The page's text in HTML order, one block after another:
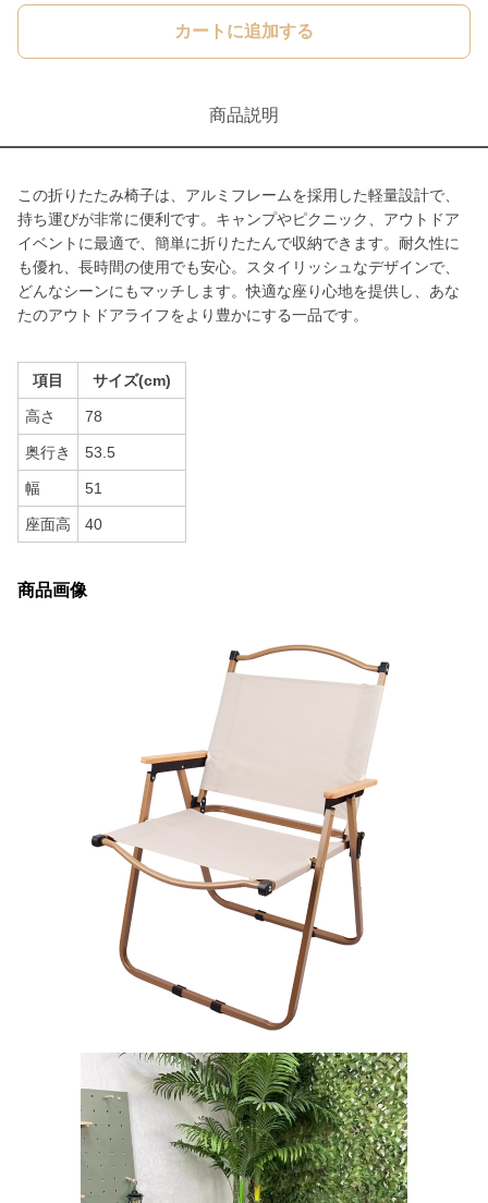
カートに追加する
商品説明
この折りたたみ椅子は、アルミフレームを採用した軽量設計で、
持ち運びが非常に便利です。キャンプやピクニック、アウトドア
イベントに最適で、簡単に折りたたんで収納できます。耐久性に
も優れ、長時間の使用でも安心。スタイリッシュなデザインで、
どんなシーンにもマッチします。快適な座り心地を提供し、あな
たのアウトドアライフをより豊かにする一品です。
項目 サイズ(cm)
高さ 78
奥行き 53.5
幅 51
座面高 40
商品画像